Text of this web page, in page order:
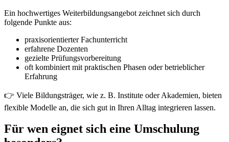
Ein hochwertiges Weiterbildungsangebot zeichnet sich durch
folgende Punkte aus:
praxisorientierter Fachunterricht
erfahrene Dozenten
gezielte Prüfungsvorbereitung
oft kombiniert mit praktischen Phasen oder betrieblicher
Erfahrung
👉 Viele Bildungsträger, wie z. B. Institute oder Akademien, bieten
flexible Modelle an, die sich gut in Ihren Alltag integrieren lassen.
Für wen eignet sich eine Umschulung